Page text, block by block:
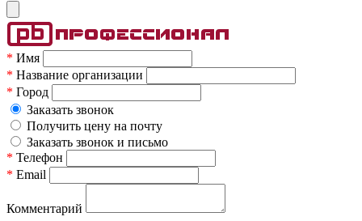
* Имя
* Название организации
* Город
Заказать звонок
Получить цену на почту
Заказать звонок и письмо
* Телефон
* Email
Комментарий